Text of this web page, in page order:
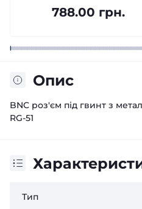
788.00 грн.
Опис
BNC роз'єм під гвинт з
RG-51
Тип